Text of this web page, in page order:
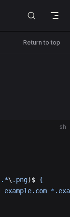
Return to top
sh
. *\ .png)$ {
example.com *